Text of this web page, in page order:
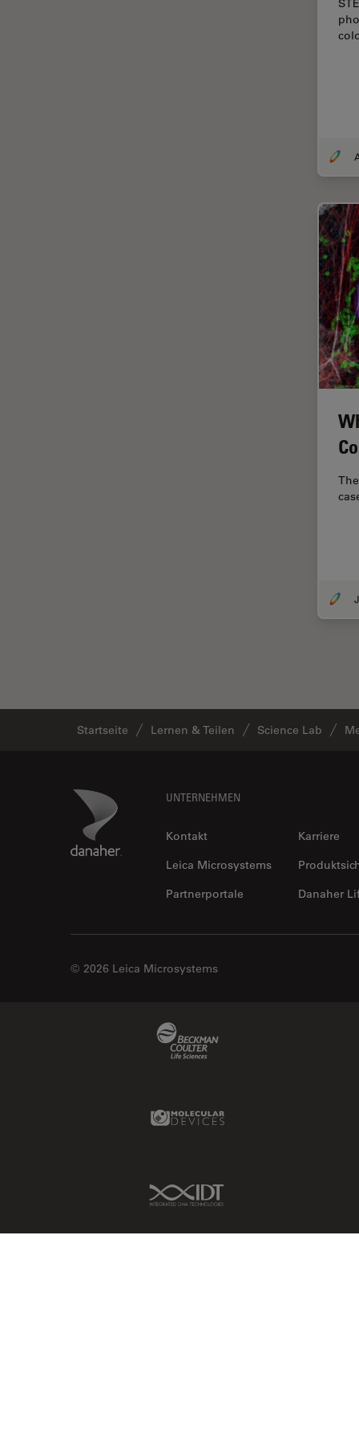
Mikroskopietechniken
Geschichte
Glaucomchirurgie
Grundlagen der Mikroskopie
Mikroskopietechniken
Hornhautchirurgie
Immunfluoreszenz
Imperial Imaging Hub
Industrielle Mikroskopie
Intraoperative OCT
Inverted Microscopy
Ionenstrahlätzen
Startseite Lernen & Teilen Science Lab
Danaher Logo UNTERNEHMEN
Kontakt
Karriere
Leica Microsystems
Partnerportale
Danaher
© 2026 Leica Microsystems
Molecular Devices Link
IDT Link